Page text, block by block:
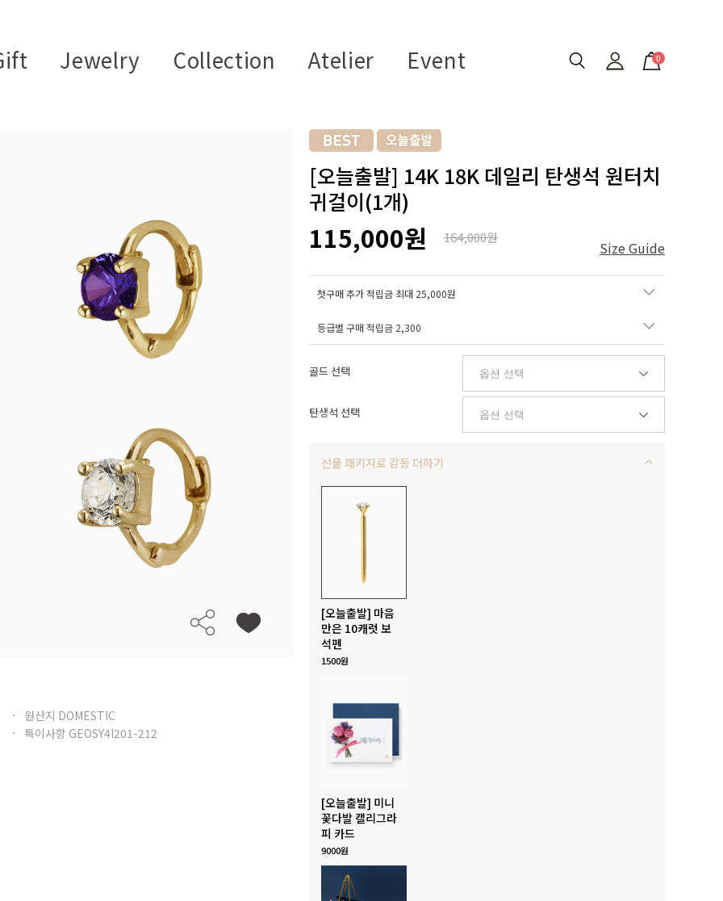
Jewelry Collection Atelier Event 0
원산지 DOMESTIC
특이사항 GEOSY4I201-212
[오늘출발] 14K 18K 데일리 탄생석 원터치
귀걸이(1개)
115,000원 164,000원
Size Guide
첫구매 추가 적립금 최대 25,000원
등급별 구매 적립금 2,300
골드 선택
탄생석 선택
선물 패키지로 감동 더하기
[오늘출발] 마음
만은 10캐럿 보
석펜
1500원
[오늘출발] 미니
꽃다발 캘리그라
피 카드
9000원